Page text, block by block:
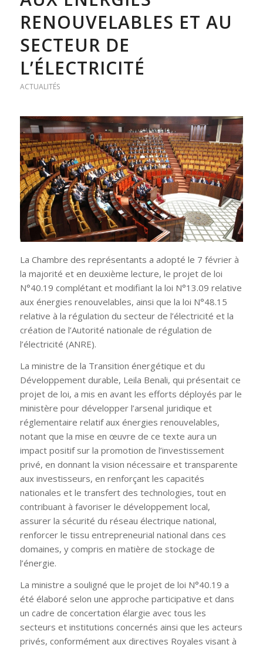
RENOUVELABLES ET AU
SECTEUR DE
L’ÉLECTRICITÉ
ACTUALITÉS
La Chambre des représentants a adopté le 7 février à
la majorité et en deuxième lecture, le projet de loi
N°40.19 complétant et modifiant la loi N°13.09 relative
aux énergies renouvelables, ainsi que la loi N°48.15
relative à la régulation du secteur de l’électricité et la
création de l’Autorité nationale de régulation de
l’électricité (ANRE).
La ministre de la Transition énergétique et du
Développement durable, Leila Benali, qui présentait ce
projet de loi, a mis en avant les efforts déployés par le
ministère pour développer l’arsenal juridique et
réglementaire relatif aux énergies renouvelables,
notant que la mise en œuvre de ce texte aura un
impact positif sur la promotion de l’investissement
privé, en donnant la vision nécessaire et transparente
aux investisseurs, en renforçant les capacités
nationales et le transfert des technologies, tout en
contribuant à favoriser le développement local,
assurer la sécurité du réseau électrique national,
renforcer le tissu entrepreneurial national dans ces
domaines, y compris en matière de stockage de
l’énergie.
La ministre a souligné que le projet de loi N°40.19 a
été élaboré selon une approche participative et dans
un cadre de concertation élargie avec tous les
secteurs et institutions concernés ainsi que les acteurs
privés, conformément aux directives Royales visant à